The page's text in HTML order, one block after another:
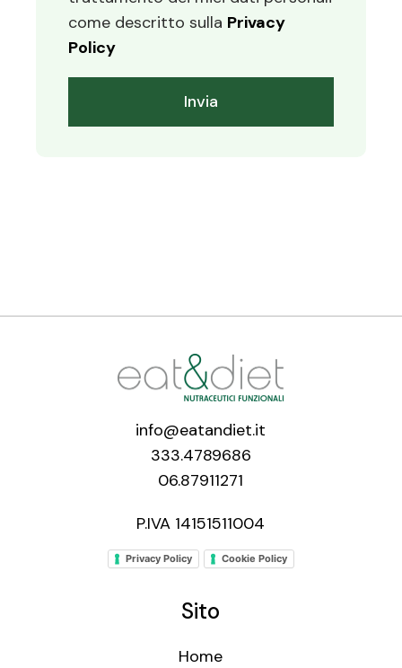
come descritto sulla Privacy
Policy
Invia
info@eatandiet.it
333.4789686
06.87911271
P.IVA 14151511004
Privacy Policy Cookie Policy
Sito
Home